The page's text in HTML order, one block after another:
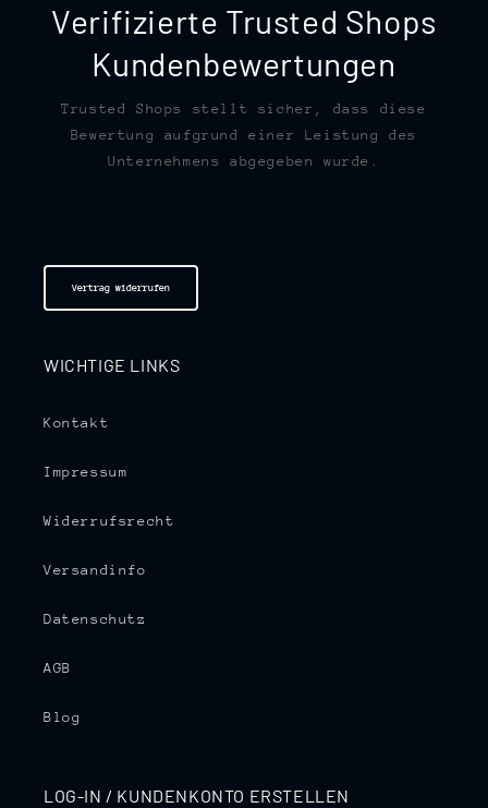
Verifizierte Trusted Shops
Kundenbewertungen
Trusted Shops stellt sicher, dass diese
Bewertung aufgrund einer Leistung des
Unternehmens abgegeben wurde.
Vertrag widerrufen
WICHTIGE LINKS
Kontakt
Impressum
Widerrufsrecht
Versandinfo
Datenschutz
AGB
Blog
LOG-IN / KUNDENKONTO ERSTELLEN